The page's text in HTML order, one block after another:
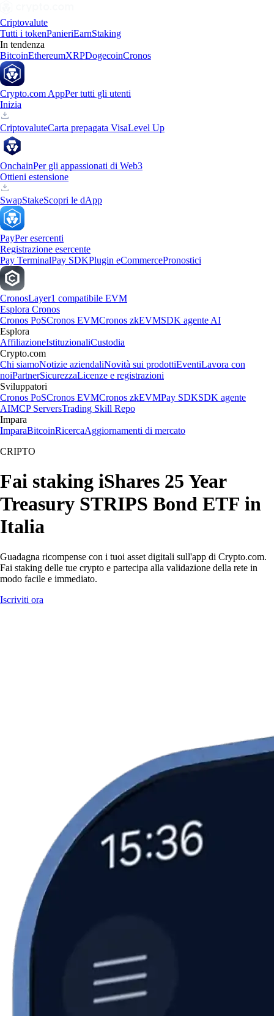
Criptovalute
Tutti i tokenPanieriEarnStaking
In tendenza
BitcoinEthereumXRPDogecoinCronos
Crypto.com AppPer tutti gli utenti
Inizia
CriptovaluteCarta prepagata VisaLevel Up
OnchainPer gli appassionati di Web3
Ottieni estensione
SwapStakeScopri le dApp
PayPer esercenti
Registrazione esercente
Pay TerminalPay SDKPlugin eCommercePronostici
CronosLayer1 compatibile EVM
Esplora Cronos
Cronos PoSCronos EVMCronos zkEVMSDK agente AI
Esplora
AffiliazioneIstituzionaliCustodia
Crypto.com
Chi siamoNotizie aziendaliNovità sui prodottiEventiLavora con
noiPartnerSicurezzaLicenze e registrazioni
Sviluppatori
Cronos PoSCronos EVMCronos zkEVMPay SDKSDK agente
AIMCP ServersTrading Skill Repo
Impara
ImparaBitcoinRicercaAggiornamenti di mercato
CRIPTO
Fai staking iShares 25 Year
Treasury STRIPS Bond ETF in
Italia
Guadagna ricompense con i tuoi asset digitali sull'app di Crypto.com.
Fai staking delle tue crypto e partecipa alla validazione della rete in
modo facile e immediato.
Iscriviti ora